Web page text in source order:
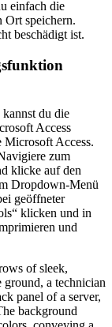
einfach die
Ort speichern.
beschädigt ist.
du die
Access
Microsoft Access.
zum
klicke auf den
Dropdown-Menü
geöffneter
klicken und in
und